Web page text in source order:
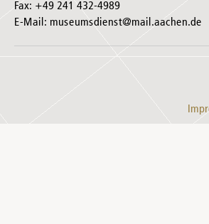
Fax: +49 241 432-4989
E-Mail: museumsdienst@mail.aachen.de